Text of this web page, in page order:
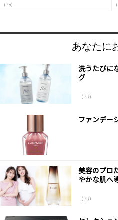
(PR)
あなたに
洗うたびに
グ
（PR）
ファンデー
美容のプロ
やかな肌へ
（PR）